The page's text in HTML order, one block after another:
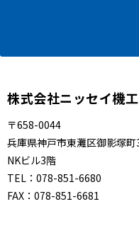
株式会社ニッセイ機工
〒658-0044
兵庫県神戸市東灘区御影塚
NKビル3階
TEL： 078-851-6680
FAX： 078-851-6681